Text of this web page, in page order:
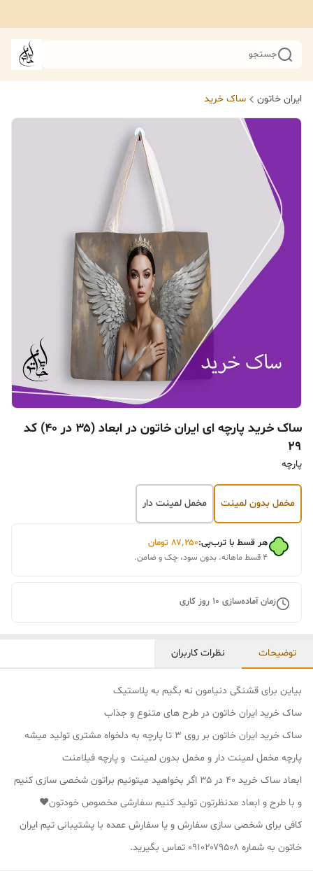
جستجو
ایران خاتون ساک خرید
ساک خرید پارچه ای ایران خاتون در ابعاد (۳۵ در ۴۰) کد
۲۹
پارچه
مخمل بدون لمینت مخمل لمینت دار
هر قسط با ترب‌پی:۸۷٬۲۵۰ تومان
۴ قسط ماهانه. بدون سود، چک و ضامن.
زمان آماده‌سازی 10 روز کاری
توضیحات نظرات کاربران
بیاین برای قشنگی دنیامون نه بگیم به پلاستیک
ساک خرید ایران خاتون در طرح های متنوع و جذاب
ساک خرید ایران خاتون بر روی ۳ تا پارچه به دلخواه مشتری تولید میشه
پارچه مخمل لمینت دار و مخمل بدون لمینت و پارچه فیلامنت
ابعاد ساک خرید ۴۰ در ۳۵ اگر بخواهید میتونیم براتون شخصی سازی کنیم
و با طرح و ابعاد مدنظرتون تولید کنیم سفارشی مخصوص خودتون❤
کافی برای شخصی سازی سفارش و یا سفارش عمده با پشتیبانی تیم ایران
خاتون به شماره ۰۹۱۰۲۰۷۹۵۰۸ تماس بگیرید.